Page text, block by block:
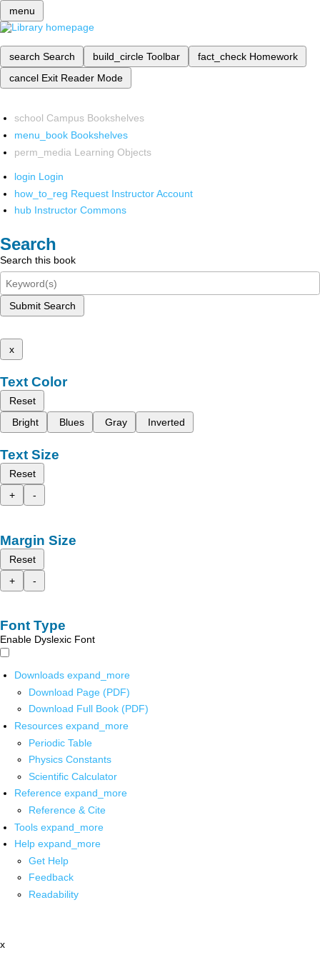
menu
search Search build_circle Toolbar fact_check Homework
cancel Exit Reader Mode
school Campus Bookshelves
menu_book Bookshelves
perm_media Learning Objects
login Login
how_to_reg Request Instructor Account
hub Instructor Commons
Search
Search this book
Submit Search
x
Text Color
Reset
Bright
Blues Gray Inverted
Text Size
Reset
+
-
Margin Size
Reset
+
-
Font Type
Enable Dyslexic Font
Downloads expand_more
Download Page (PDF)
Download Full Book (PDF)
Resources expand_more
Periodic Table
Physics Constants
Scientific Calculator
Reference expand_more
Reference & Cite
Tools expand_more
Help expand_more
Get Help
Feedback
Readability
x